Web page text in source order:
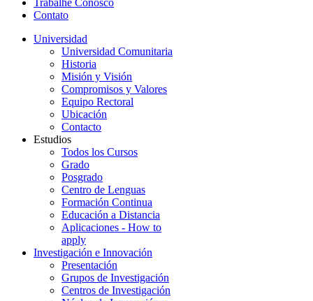
Trabalhe Conosco
Contato
Universidad
Universidad Comunitaria
Historia
Misión y Visión
Compromisos y Valores
Equipo Rectoral
Ubicación
Contacto
Estudios
Todos los Cursos
Grado
Posgrado
Centro de Lenguas
Formación Continua
Educación a Distancia
Aplicaciones - How to
apply
Investigación e Innovación
Presentación
Grupos de Investigación
Centros de Investigación